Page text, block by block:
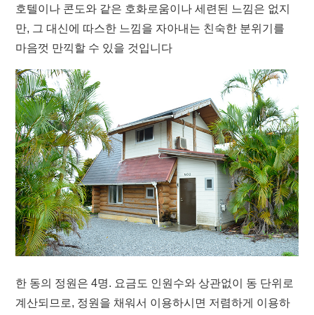
호텔이나 콘도와 같은 호화로움이나 세련된 느낌은 없지
만, 그 대신에 따스한 느낌을 자아내는 친숙한 분위기를
마음껏 만끽할 수 있을 것입니다
한 동의 정원은 4명. 요금도 인원수와 상관없이 동 단위로
계산되므로, 정원을 채워서 이용하시면 저렴하게 이용하